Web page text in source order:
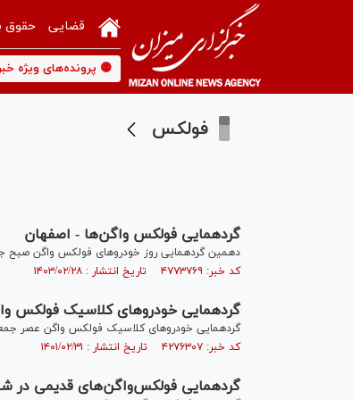
قضایی حقوق
🟡 پرونده‌های ویژه
فولکس
گردهمایی فولکس واگن‌ها - اصفهان
دهمین گردهمایی روز خودرو‌های فولکس واگن صبح جمعه (۲۸ اردیبهشت ۱۴۰۳) در کاخ موزه چهلستون
کد خبر: ۴۷۷۳۷۶۹ تاریخ انتشار : ۱۴۰۳/۰۲/۲۸
گردهمایی خودروهای کلاسیک فولکس
گردهمایی خودروهای کلاسیک فولکس واگن عصر جمعه (30 اردیبهشت) در سیتی سنتر اصفهان
کد خبر: ۴۲۷۶۳۰۷ تاریخ انتشار : ۱۴۰۱/۰۲/۳۱
گردهمایی فولکس‌واگن‌های قدیمی در